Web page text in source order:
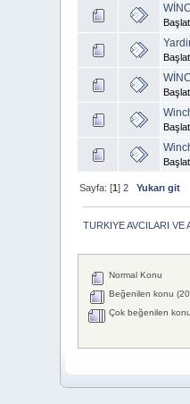
Sayfa: [1]2 Yukarı git
TURKIYE AVCILARI VE
Normal Konu
Beğenilen konu
Çok beğenilen